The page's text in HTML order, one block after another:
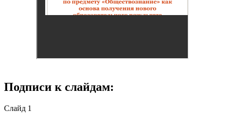
Подписи к слайдам:
Слайд 1